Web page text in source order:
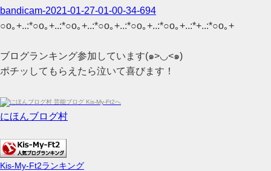
bandicam-2021-01-27-01-00-34-694
○o｡+..:*○o｡+..:*○o｡+..:*○o｡+..:*○o｡+..:*○o｡+..:*+..:*○o｡+
ブログランキング参加しています(๑>◡<๑)
ポチッしてもらえたら泣いて喜びます！
にほんブログ村
Kis-My-Ft2ランキング